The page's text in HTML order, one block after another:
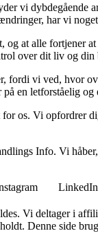
vi dybdegående
har vi
og at alle fortjener
over dit liv og
fordi vi ved, hvor
en letforståelig
os. Vi opfordrer
Info. Vi
LinkedIn
Vi deltager i
Denne side